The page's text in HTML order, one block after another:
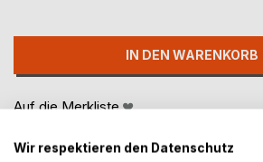
IN DEN WARENKORB
Auf die Merkliste
Wir respektieren den Datenschutz